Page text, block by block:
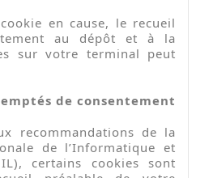
en cause, le recueil
au dépôt et à la
sur votre terminal peut
de consentement
recommandations de la
de l’Informatique et
certains cookies sont